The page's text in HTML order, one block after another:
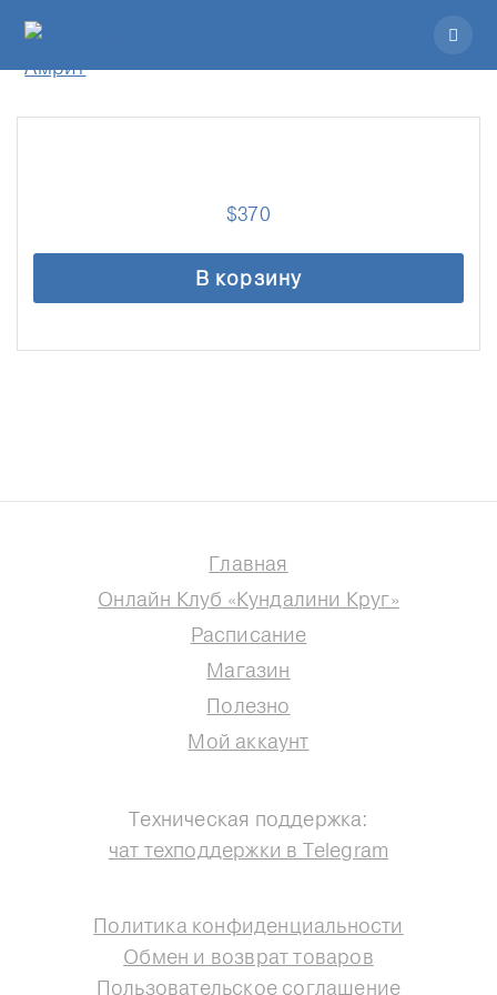
$370
В корзину
Главная
Онлайн Клуб «Кундалини Круг»
Расписание
Магазин
Полезно
Мой аккаунт
Техническая поддержка:
чат техподдержки в Telegram
Политика конфиденциальности
Обмен и возврат товаров
Пользовательское соглашение